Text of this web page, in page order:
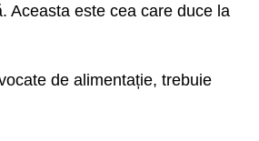
Aceasta este cea care duce la
de alimentație, trebuie